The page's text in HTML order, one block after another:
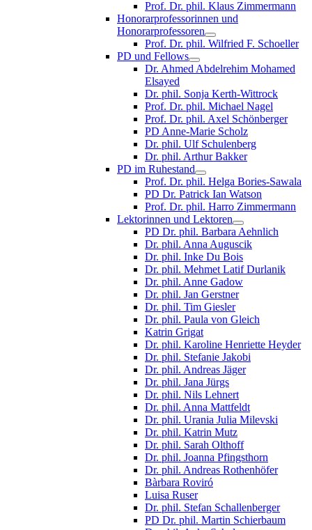
Prof. Dr. phil. Klaus Zimmermann
Honorarprofessorinnen und
Honorarprofessoren
Prof. Dr. phil. Wilfried F. Schoeller
PD und Fellows
Dr. Ahmed Abdelrehim Mohamed
Elsayed
Dr. phil. Sonja Kerth-Wittrock
Prof. Dr. phil. Michael Nagel
Prof. Dr. phil. Axel Schönberger
PD Anne-Marie Scholz
Dr. phil. Ulf Schulenberg
Dr. phil. Arthur Bakker
PD im Ruhestand
Prof. Dr. phil. Helga Bories-Sawala
PD Dr. Patrick Ian Watson
Prof. Dr. phil. Harro Zimmermann
Lektorinnen und Lektoren
PD Dr. phil. Barbara Aehnlich
Dr. phil. Anna Auguscik
Dr. phil. Inke Du Bois
Dr. phil. Mehmet Latif Durlanik
Dr. phil. Anne Gadow
Dr. phil. Jan Gerstner
Dr. phil. Tim Giesler
Dr. phil. Paula von Gleich
Katrin Grigat
Dr. phil. Karoline Henriette Heyder
Dr. phil. Stefanie Jakobi
Dr. phil. Andreas Jäger
Dr. phil. Jana Jürgs
Dr. phil. Nils Lehnert
Dr. phil. Anna Mattfeldt
Dr. phil. Urania Julia Milevski
Dr. phil. Katrin Mutz
Dr. phil. Sarah Olthoff
Dr. phil. Joanna Pfingsthorn
Dr. phil. Andreas Rothenhöfer
Bàrbara Roviró
Luisa Ruser
Dr. phil. Stefan Schallenberger
PD Dr. phil. Martin Schierbaum